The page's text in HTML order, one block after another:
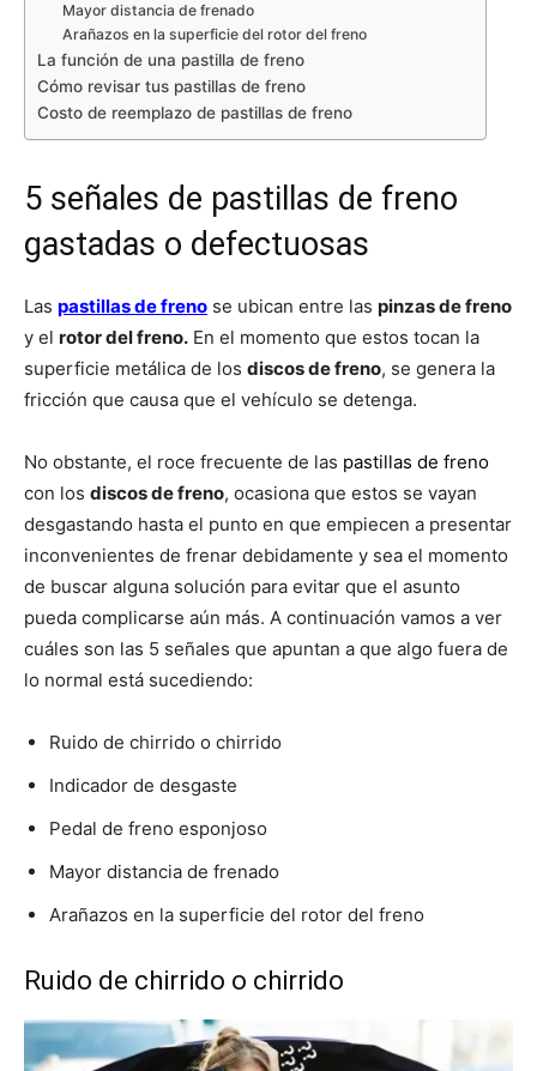
Mayor distancia de frenado
Arañazos en la superficie del rotor del freno
La función de una pastilla de freno
Cómo revisar tus pastillas de freno
Costo de reemplazo de pastillas de freno
5 señales de pastillas de freno
gastadas o defectuosas
Las pastillas de freno se ubican entre las pinzas de freno
y el rotor del freno. En el momento que estos tocan la
superficie metálica de los discos de freno, se genera la
fricción que causa que el vehículo se detenga.
No obstante, el roce frecuente de las pastillas de freno
con los discos de freno, ocasiona que estos se vayan
desgastando hasta el punto en que empiecen a presentar
inconvenientes de frenar debidamente y sea el momento
de buscar alguna solución para evitar que el asunto
pueda complicarse aún más. A continuación vamos a ver
cuáles son las 5 señales que apuntan a que algo fuera de
lo normal está sucediendo:
Ruido de chirrido o chirrido
Indicador de desgaste
Pedal de freno esponjoso
Mayor distancia de frenado
Arañazos en la superficie del rotor del freno
Ruido de chirrido o chirrido